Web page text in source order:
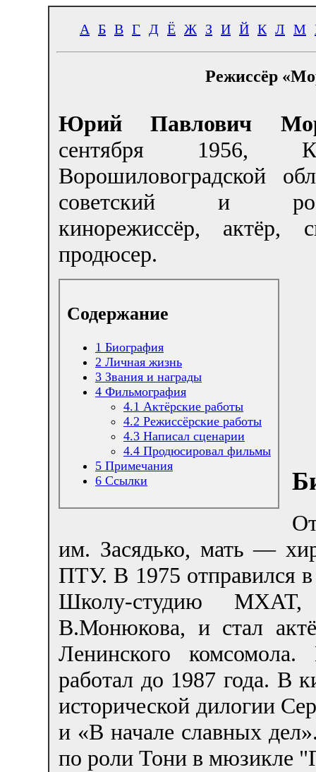
А Б В Г Д Ё Ж З И Й К Л М
Режиссёр
Юрий Павлович
сентября 1956,
Ворошиловоградской
советский и
кинорежиссёр, актёр,
продюсер.
Содержание
1 Биография
2 Личная жизнь
3 Звания и награды
4 Фильмография
4.1 Актёрские работы
4.2 Режиссёрские работы
4.3 Написал сценарии
4.4 Продюсировал фильмы
5 Примечания
6 Ссылки
им. Засядько, мать —
ПТУ. В 1975 отправился
Школу-студию
В.Монюкова, и стал
Ленинского
работал до 1987 года. В
исторической дилогии
и «В начале славных
по роли Тони в мюзикле